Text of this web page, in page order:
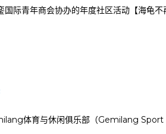
青年商会协办的年度社区活动【海龟
体育与休闲俱乐部（Gemilang